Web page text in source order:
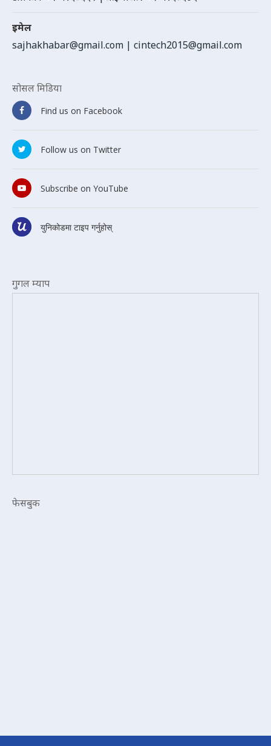
इमेल
sajhakhabar@gmail.com | cintech2015@gmail.com
सोसल मिडिया
Find us on Facebook
Follow us on Twitter
Subscribe on YouTube
युनिकोडमा टाइप गर्नुहोस्
गुगल म्याप
फेसबुक